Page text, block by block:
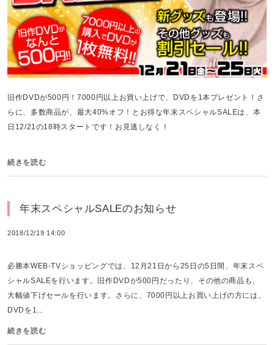
旧作DVDが500円！7000円以上お買い上げで、DVDを1本プレゼント！さ
らに、多数商品が、最大40%オフ！とお得な年末スペシャルSALEは、本
日12/21の18時スタートです！お見逃しなく！
続きを読む
年末スペシャルSALEのお知らせ
2018/12/19 14:00
必勝本WEB-TVショッピングでは、12月21日から25日の5日間、年末スペ
シャルSALEを行います。旧作DVDが500円だったり、その他の商品も、
大幅値下げセールを行います。さらに、7000円以上お買い上げの方には、
DVDを1...
続きを読む